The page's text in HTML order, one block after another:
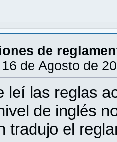
de
16 de Agosto de
leí las reglas
de inglés
tradujo el